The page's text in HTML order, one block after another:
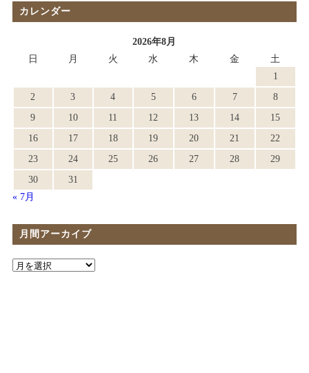
カレンダー
2026年8月
日
月 火 水 木 金
土
1
2
3 4 5 6 7
8
9
10 11 12 13 14
15
16
17 18 19 20 21
22
23
24 25 26 27 28
29
30
31
« 7月
月間アーカイブ